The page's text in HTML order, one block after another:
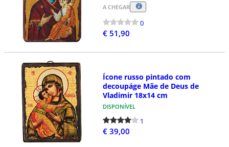
A CHEGAR
0
€ 51,90
Ícone russo pintado com
decoupáge Mãe de Deus de
Vladimir 18x14 cm
DISPONÍVEL
1
€ 39,00